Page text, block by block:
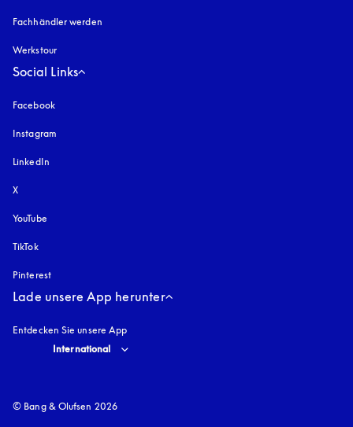
Fachhändler werden
Werkstour
Social Links
Facebook
Instagram
LinkedIn
X
YouTube
TikTok
Pinterest
Lade unsere App herunter
Entdecken Sie unsere App
Select country and language
International
© Bang & Olufsen 2026